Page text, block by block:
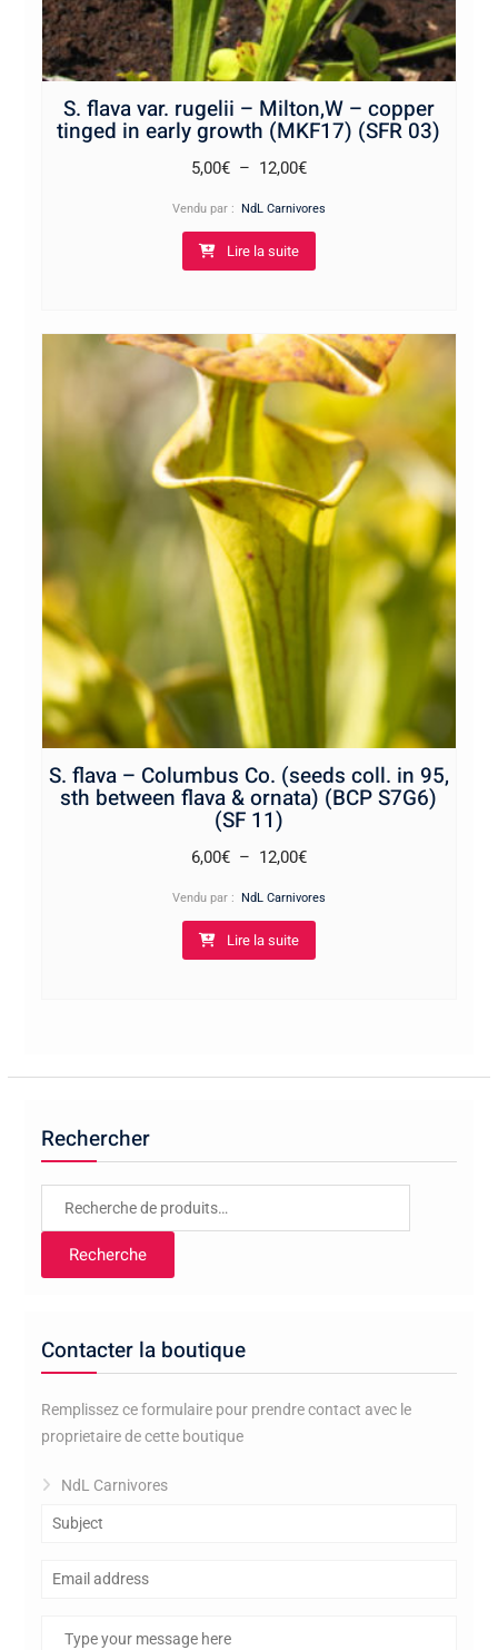
S. flava var. rugelii – Milton,W – copper
tinged in early growth (MKF17) (SFR 03)
5,00€ – 12,00€Plage
Vendu par : NdL Carnivores
Lire la suite
S. flava – Columbus Co. (seeds coll. in 95,
sth between flava & ornata) (BCP S7G6)
(SF 11)
6,00€ – 12,00€Plage
Vendu par : NdL Carnivores
Lire la suite
Rechercher
Recherche
Recherche
Contacter la boutique
Remplissez ce formulaire pour prendre contact avec le
proprietaire de cette boutique
NdL Carnivores